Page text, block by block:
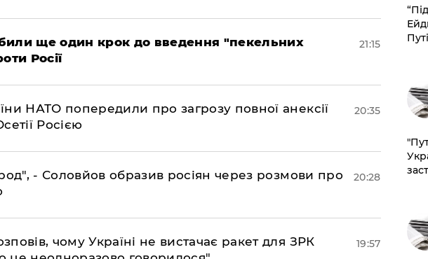
ще один крок до введення "пекельних
Росії
21:15
НАТО попередили про загрозу повної анексії
Росією
20:35
- Соловйов образив росіян через розмови про
20:28
чому Україні не вистачає ракет для ЗРК
19:57